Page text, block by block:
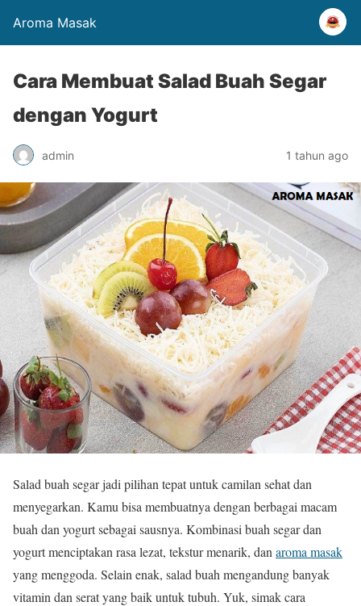
Aroma Masak
Cara Membuat Salad Buah Segar
dengan Yogurt
admin 1 tahun ago
Salad buah segar jadi pilihan tepat untuk camilan sehat dan
menyegarkan. Kamu bisa membuatnya dengan berbagai macam
buah dan yogurt sebagai sausnya. Kombinasi buah segar dan
yogurt menciptakan rasa lezat, tekstur menarik, dan aroma masak
yang menggoda. Selain enak, salad buah mengandung banyak
vitamin dan serat yang baik untuk tubuh. Yuk, simak cara